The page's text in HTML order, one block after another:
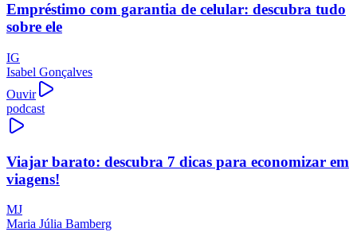
Empréstimo com garantia de celular: descubra tudo
sobre ele
IG
Isabel Gonçalves
Ouvir
podcast
Viajar barato: descubra 7 dicas para economizar em
viagens!
MJ
Maria Júlia Bamberg